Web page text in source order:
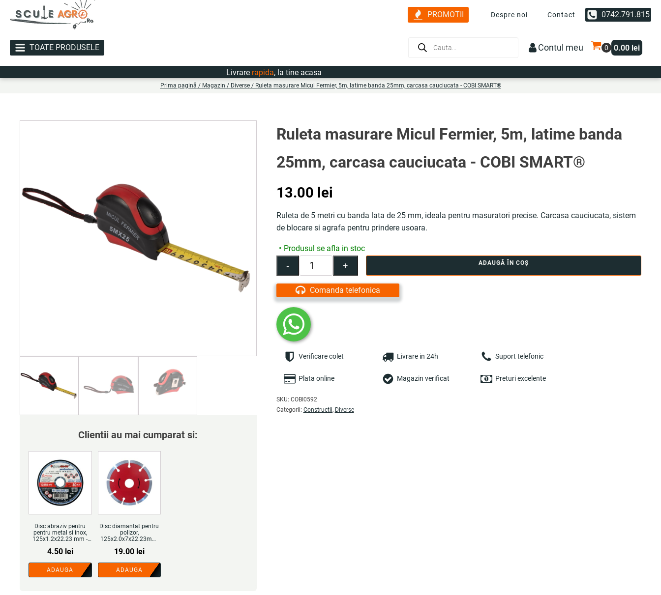
PROMOTII Despre noi Contact 0742.791.815
TOATE PRODUSELE
Products
Contul meu 0.00 lei
Livrarerapida, la tine acasa
Prima pagină / Magazin / Diverse/ Ruleta masurare Micul Fermier, 5m, latime banda 25mm, carcasa cauciucata - COBI SMART®
Clientii au mai cumparat si:
Disc abraziv pentru
pentru metal si inox,
125x1.2x22.23 mm -
4.50 lei
ADAUGA
Disc diamantat pentru
polizor,
125x2.0x7x22.23mm,
gresie si ceramica -
19.00 lei
ADAUGA
Ruleta masurare Micul Fermier, 5m, latime banda
25mm, carcasa cauciucata - COBI SMART®
13.00 lei
Ruleta de 5 metri cu banda lata de 25 mm, ideala pentru masuratori precise. Carcasa cauciucata, sistem
de blocare si agrafa pentru prindere usoara.
Produsul se afla in stoc
-
Cantitate
Ruleta
masurare
Micul
5m,
latime
banda
carcasa
-
SMART®
+ ADAUGĂ ÎN COȘ
Comanda telefonica
Verificare colet Livrare in 24h Suport telefonic
Plata online Magazin verificat Preturi excelente
SKU: COBI0592
Categorii: Constructii, Diverse